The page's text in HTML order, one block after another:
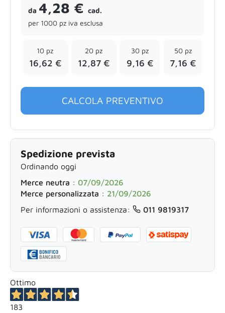
da 4,28 € cad.
per 1000 pz iva esclusa
10 pz
16,62 €
20 pz
12,87 €
30 pz
9,16 €
50 pz
7,16 €
CALCOLA PREVENTIVO
Spedizione prevista
Ordinando oggi
Merce neutra : 07/09/2026
Merce personalizzata : 21/09/2026
Per informazioni o assistenza:
011 9819317
Ottimo
183